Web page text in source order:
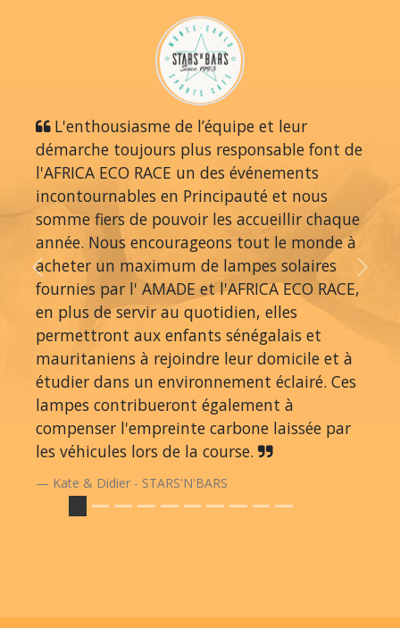
L'enthousiasme de l’équipe et leur
démarche toujours plus responsable font de
l'AFRICA ECO RACE un des événements
incontournables en Principauté et nous
somme fiers de pouvoir les accueillir chaque
année. Nous encourageons tout le monde à
acheter un maximum de lampes solaires
fournies par l' AMADE et l'AFRICA ECO RACE,
en plus de servir au quotidien, elles
permettront aux enfants sénégalais et
mauritaniens à rejoindre leur domicile et à
étudier dans un environnement éclairé. Ces
lampes contribueront également à
compenser l'empreinte carbone laissée par
les véhicules lors de la course.
Kate & Didier - STARS'N'BARS
Previous Next